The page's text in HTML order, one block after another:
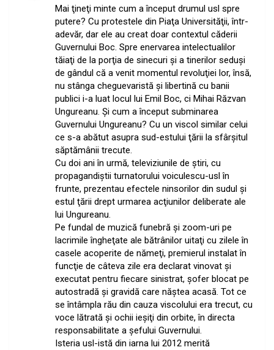
Mai ţineţi minte cum a început drumul usl spre
putere? Cu protestele din Piaţa Universităţii, într-
adevăr, dar ele au creat doar contextul căderii
Guvernului Boc. Spre enervarea intelectualilor
tăiaţi de la porţia de sinecuri şi a tinerilor seduşi
de gândul că a venit momentul revoluţiei lor, însă,
nu stânga cheguevaristă şi libertină cu banii
publici i-a luat locul lui Emil Boc, ci Mihai Răzvan
Ungureanu. Şi cum a început subminarea
Guvernului Ungureanu? Cu un viscol similar celui
ce s-a abătut asupra sud-estului ţării la sfârşitul
săptămânii trecute.
Cu doi ani în urmă, televiziunile de ştiri, cu
propagandiştii turnatorului voiculescu-usl în
frunte, prezentau efectele ninsorilor din sudul şi
estul ţării drept urmarea acţiunilor deliberate ale
lui Ungureanu.
Pe fundal de muzică funebră şi zoom-uri pe
lacrimile îngheţate ale bătrânilor uitaţi cu zilele în
casele acoperite de nămeţi, premierul instalat în
funcţie de câteva zile era declarat vinovat şi
executat pentru fiecare sinistrat, şofer blocat pe
autostradă şi gravidă care năştea acasă. Tot ce
se întâmpla rău din cauza viscolului era trecut, cu
voce lătrată şi ochii ieşiţi din orbite, în directa
responsabilitate a şefului Guvernului.
Isteria usl-istă din iarna lui 2012 merită